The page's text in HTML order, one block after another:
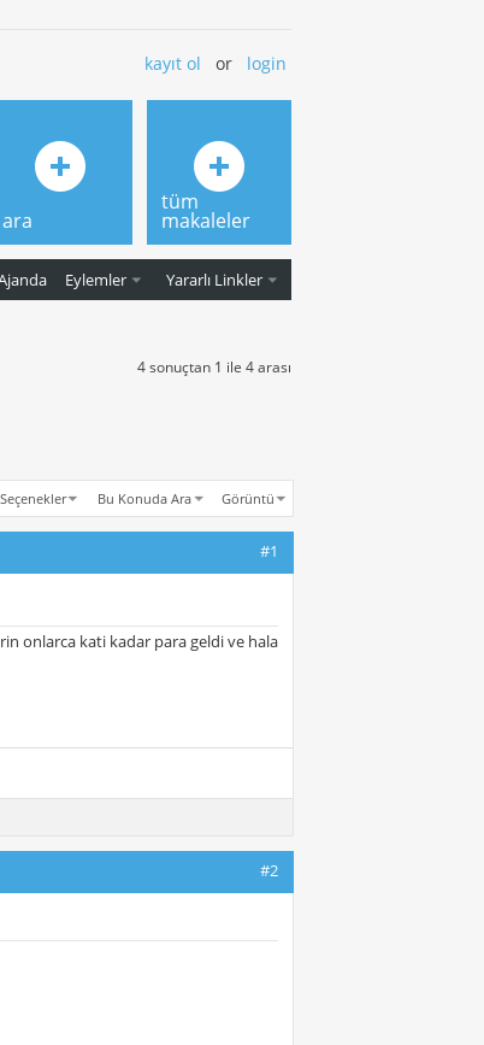
kayıt ol or login
Eylemler Yararlı Linkler
ara
tüm
makaleler
4 sonuçtan 1 ile 4 arası
Seçenekler Bu Konuda Ara Görüntü
#1
onlarca kati kadar para geldi ve hala
#2